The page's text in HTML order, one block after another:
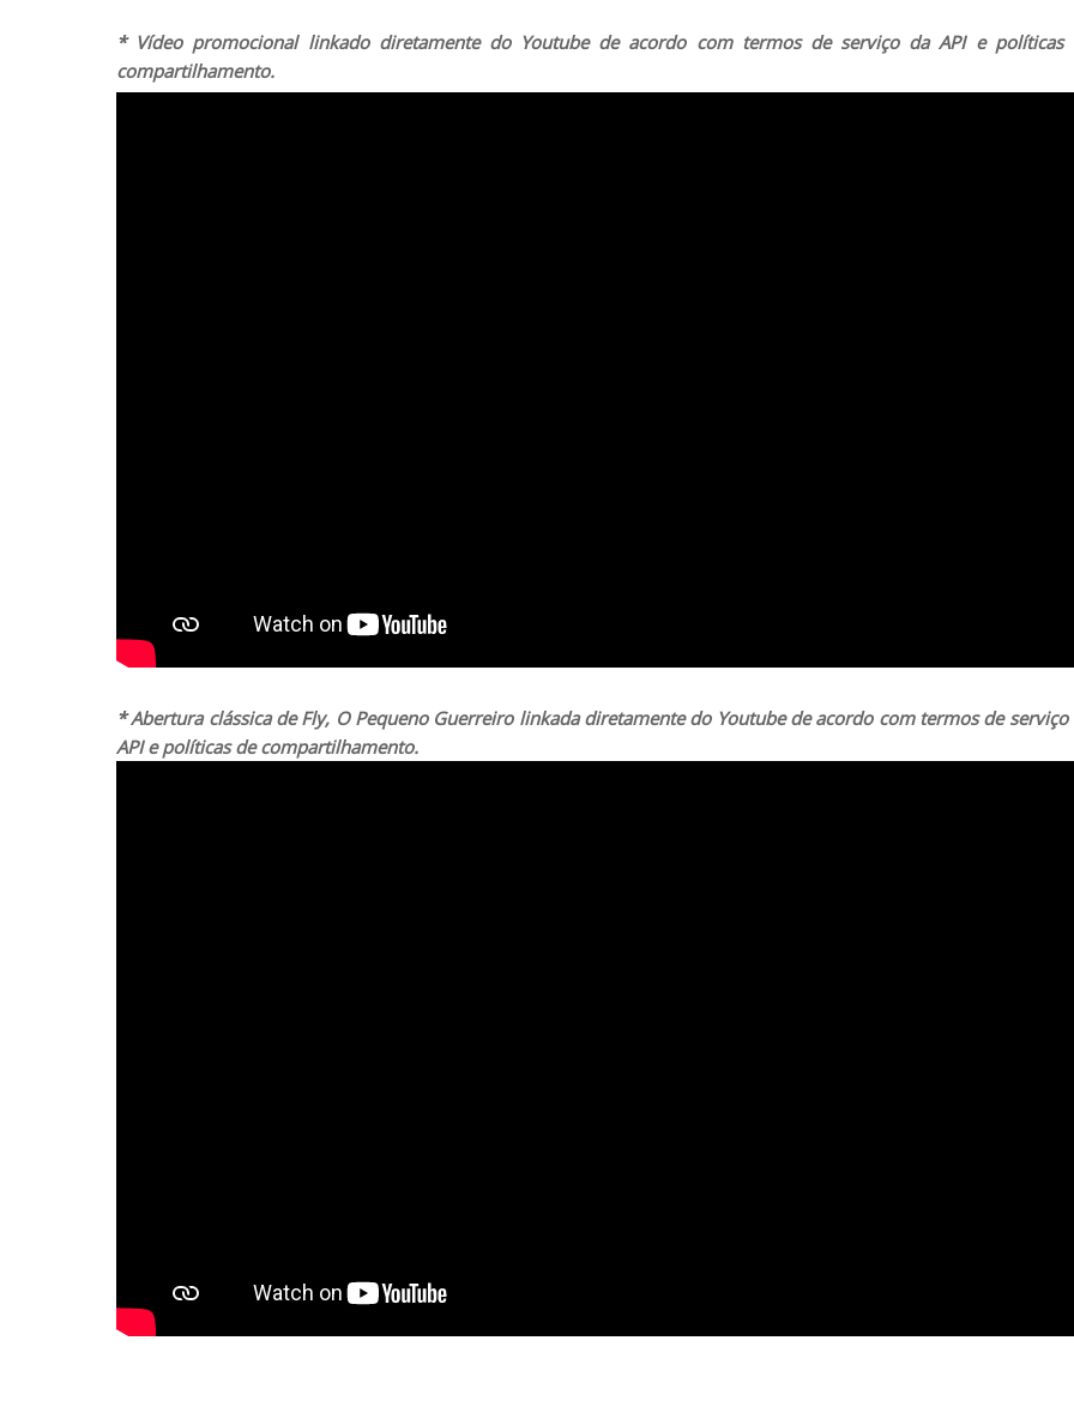
* Vídeo promocional linkado diretamente do Youtube de acordo com termos de serviço da API e políticas
compartilhamento.
* Abertura clássica de Fly, O Pequeno Guerreiro linkada diretamente do Youtube de acordo com termos de serviço
API e políticas de compartilhamento.